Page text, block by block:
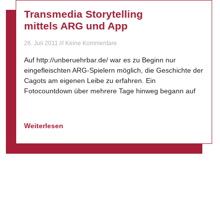
Transmedia Storytelling
mittels ARG und App
26. Juli 2011 Keine Kommentare
Auf http://unberuehrbar.de/ war es zu Beginn nur
eingefleischten ARG-Spielern möglich, die Geschichte der
Cagots am eigenen Leibe zu erfahren. Ein
Fotocountdown über mehrere Tage hinweg begann auf
Weiterlesen